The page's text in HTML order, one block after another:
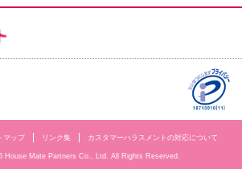
マップ リンク集 カスタマーハラスメントの対応について
House Mate Partners Co., Ltd. All Rights Reserved.